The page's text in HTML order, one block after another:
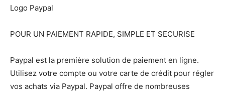
Logo Paypal
POUR UN PAIEMENT RAPIDE, SIMPLE ET SECURISE
Paypal est la première solution de paiement en ligne.
Utilisez votre compte ou votre carte de crédit pour régler
vos achats via Paypal. Paypal offre de nombreuses